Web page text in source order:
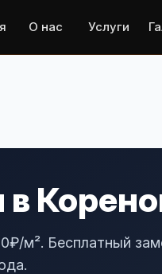
О нас Услуги
в
м². Бесплатный